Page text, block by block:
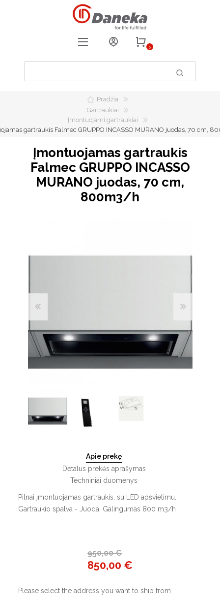
0
0
Pradžia
Gartraukiai
Įmontuojami gartraukiai
gartraukis Falmec GRUPPO INCASSO MURANO juodas, 70 cm,
Įmontuojamas gartraukis
Falmec GRUPPO INCASSO
MURANO juodas, 70 cm,
800m3/h
Apie prekę
Detalus prekės aprašymas
Techniniai duomenys
Pilnai įmontuojamas gartraukis, su LED apšvietimu.
Gartraukio spalva - Juoda. Galingumas 800 m3/h
950,00 €
850,00 €
Please select the address you want to ship from